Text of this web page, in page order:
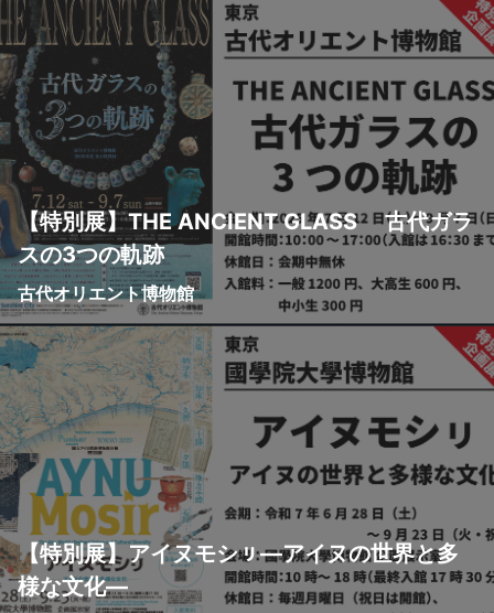
【特別展】THE ANCIENT GLASS 古代ガラ
スの3つの軌跡
古代オリエント博物館
【特別展】アイヌモシㇼ―アイヌの世界と多
様な文化―